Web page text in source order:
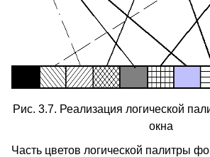
Рис. 3.7. Реализация логической
окна
Часть цветов логической палитры